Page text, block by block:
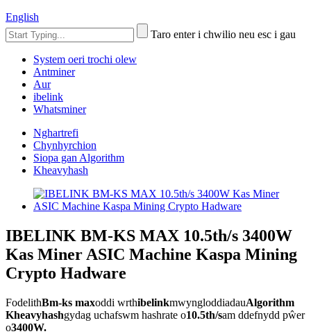
English
Taro enter i chwilio neu esc i gau
System oeri trochi olew
Antminer
Aur
ibelink
Whatsminer
Nghartrefi
Chynhyrchion
Siopa gan Algorithm
Kheavyhash
IBELINK BM-KS MAX 10.5th/s 3400W
Kas Miner ASIC Machine Kaspa Mining
Crypto Hadware
FodelithBm-ks maxoddi wrthibelinkmwyngloddiadauAlgorithm
Kheavyhashgydag uchafswm hashrate o10.5th/sam ddefnydd pŵer
o3400W.